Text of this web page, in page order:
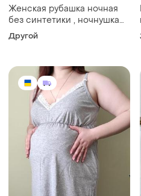
Женская рубашка ночная
без синтетики , ночнушка
женская серого цвета 48-
58р 56р
Другой